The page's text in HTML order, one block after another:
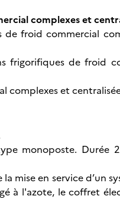
complexes et
froid commercial
frigorifiques de froid
complexes et
monoposte. Durée
mise en service d’un
à l'azote, le coffret